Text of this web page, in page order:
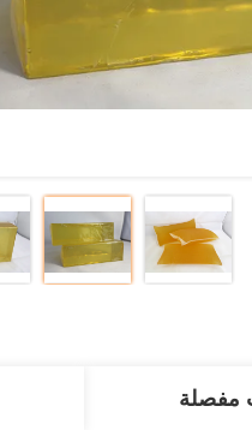
مفصلة